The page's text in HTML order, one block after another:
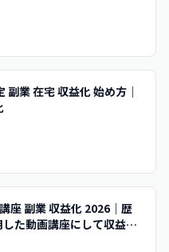
副業 在宅 収益化 始め方｜
座 副業 収益化 2026｜歴
た動画講座にして収益化
紹介